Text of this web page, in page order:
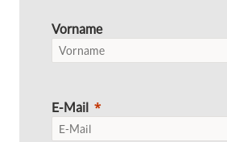
Vorname
E-Mail